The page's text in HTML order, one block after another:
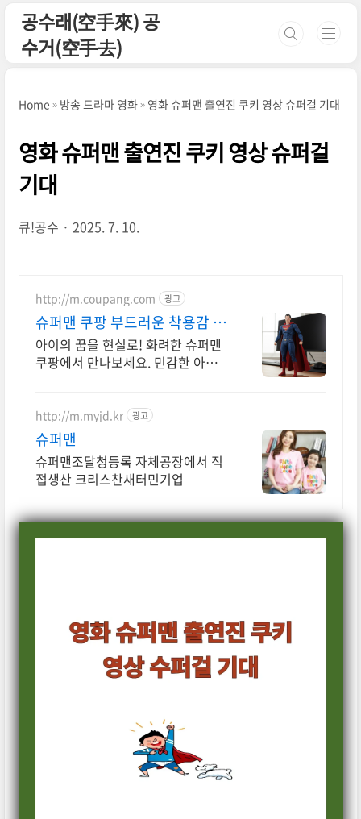
공수래(空手來) 공
수거(空手去)
Home 방송 드라마 영화 영화 슈퍼맨 출연진 쿠키 영상 슈퍼걸 기대
영화 슈퍼맨 출연진 쿠키 영상 슈퍼걸
기대
큐!공수 2025. 7. 10.
http://m.coupang.com 광고
슈퍼맨 쿠팡 부드러운 착용감 활
동성 UP
아이의 꿈을 현실로! 화려한 슈퍼맨
쿠팡에서 만나보세요. 민감한 아이
http://m.myjd.kr 광고
슈퍼맨
슈퍼맨조달청등록 자체공장에서 직
접생산 크리스찬새터민기업